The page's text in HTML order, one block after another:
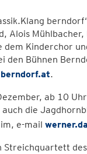
Kinderchor
den Bühnen
.
ab 10
die
e-mail